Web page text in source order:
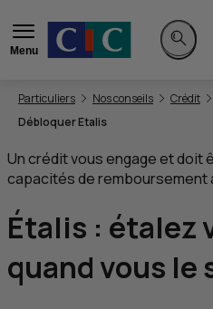
Menu
Vous êtes ici:
Particuliers Nos conseils Crédit
Débloquer Etalis
Un crédit vous engage et doit
capacités de remboursement
Étalis : étalez
quand vous le